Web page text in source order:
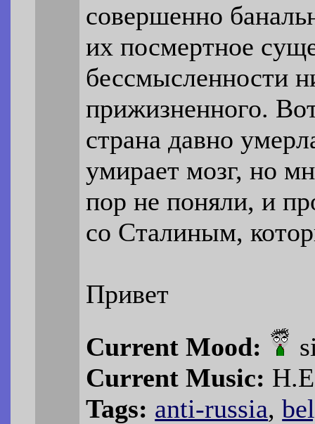
совершенно
их посмертное
бессмысленности
прижизненного.
страна давно
умирает мозг, но
пор не поняли, и
со Сталиным,
Привет
Current Mood:
Current Music:
Tags: anti-russia,